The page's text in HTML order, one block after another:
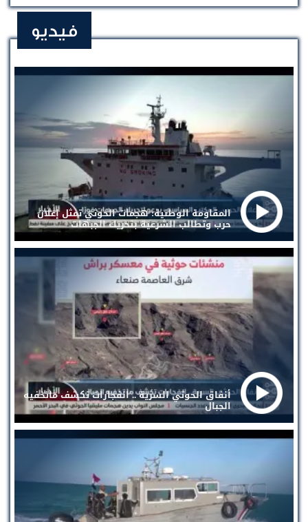
فيديو
المقاومة الوطنية: هجمات الحوثي تمثل إعلان
حرب وتطالب الشرعية بتحريك الجبهات
أنفاق الحوثي السرية .. انفجارات تكشف ماتخفيه
الجبال